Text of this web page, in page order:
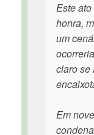
Este
honra,
um
claro se
Em